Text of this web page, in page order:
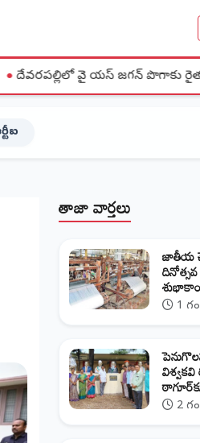
యస్ జగన్ పొగాకు రైతుల పరామర్శ
తాజా వార్తలు
జాతీయ
దినోత్సవ
1
2